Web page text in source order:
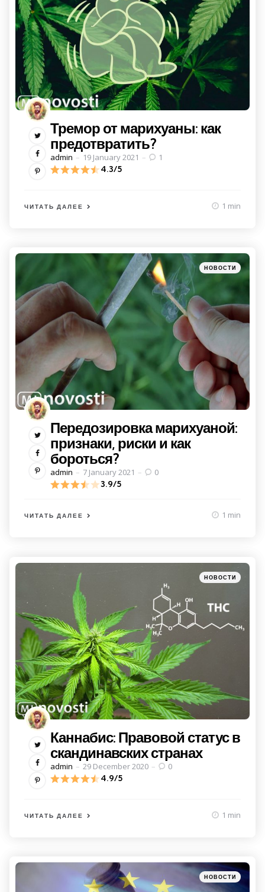
Тремор от марихуаны: как
предотвратить?
Posted
by
admin 19 January 2021
1
4.3/5
ЧИТАТЬ ДАЛЕЕ 1 min
Категории
Posted
in
НОВОСТИ
Передозировка марихуаной:
признаки, риски и как
бороться?
Posted
by
admin 7 January 2021
0
3.9/5
ЧИТАТЬ ДАЛЕЕ 1 min
Категории
Posted
in
НОВОСТИ
Каннабис: Правовой статус в
скандинавских странах
Posted
by
admin 29 December 2020
0
4.9/5
ЧИТАТЬ ДАЛЕЕ 1 min
Категории
Posted
in
НОВОСТИ